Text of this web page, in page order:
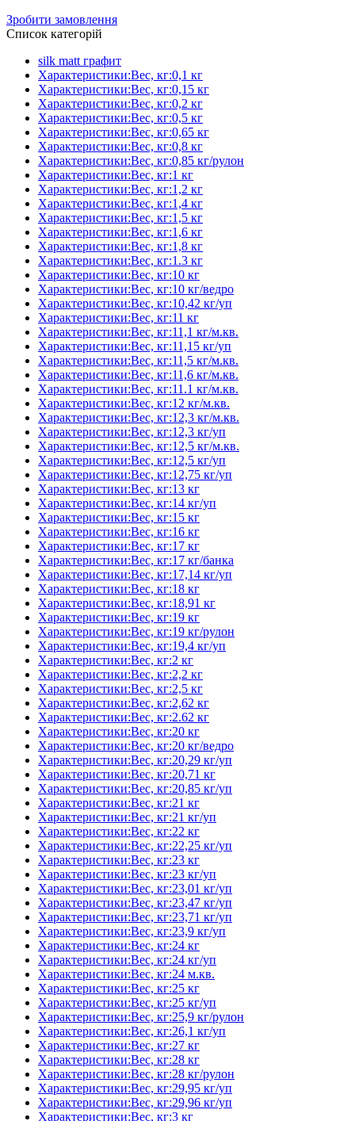
Зробити замовлення
Список категорій
silk matt графит
Характеристики:Вес, кг:0,1 кг
Характеристики:Вес, кг:0,15 кг
Характеристики:Вес, кг:0,2 кг
Характеристики:Вес, кг:0,5 кг
Характеристики:Вес, кг:0,65 кг
Характеристики:Вес, кг:0,8 кг
Характеристики:Вес, кг:0,85 кг/рулон
Характеристики:Вес, кг:1 кг
Характеристики:Вес, кг:1,2 кг
Характеристики:Вес, кг:1,4 кг
Характеристики:Вес, кг:1,5 кг
Характеристики:Вес, кг:1,6 кг
Характеристики:Вес, кг:1,8 кг
Характеристики:Вес, кг:1.3 кг
Характеристики:Вес, кг:10 кг
Характеристики:Вес, кг:10 кг/ведро
Характеристики:Вес, кг:10,42 кг/уп
Характеристики:Вес, кг:11 кг
Характеристики:Вес, кг:11,1 кг/м.кв.
Характеристики:Вес, кг:11,15 кг/уп
Характеристики:Вес, кг:11,5 кг/м.кв.
Характеристики:Вес, кг:11,6 кг/м.кв.
Характеристики:Вес, кг:11.1 кг/м.кв.
Характеристики:Вес, кг:12 кг/м.кв.
Характеристики:Вес, кг:12,3 кг/м.кв.
Характеристики:Вес, кг:12,3 кг/уп
Характеристики:Вес, кг:12,5 кг/м.кв.
Характеристики:Вес, кг:12,5 кг/уп
Характеристики:Вес, кг:12,75 кг/уп
Характеристики:Вес, кг:13 кг
Характеристики:Вес, кг:14 кг/уп
Характеристики:Вес, кг:15 кг
Характеристики:Вес, кг:16 кг
Характеристики:Вес, кг:17 кг
Характеристики:Вес, кг:17 кг/банка
Характеристики:Вес, кг:17,14 кг/уп
Характеристики:Вес, кг:18 кг
Характеристики:Вес, кг:18,91 кг
Характеристики:Вес, кг:19 кг
Характеристики:Вес, кг:19 кг/рулон
Характеристики:Вес, кг:19,4 кг/уп
Характеристики:Вес, кг:2 кг
Характеристики:Вес, кг:2,2 кг
Характеристики:Вес, кг:2,5 кг
Характеристики:Вес, кг:2,62 кг
Характеристики:Вес, кг:2.62 кг
Характеристики:Вес, кг:20 кг
Характеристики:Вес, кг:20 кг/ведро
Характеристики:Вес, кг:20,29 кг/уп
Характеристики:Вес, кг:20,71 кг
Характеристики:Вес, кг:20,85 кг/уп
Характеристики:Вес, кг:21 кг
Характеристики:Вес, кг:21 кг/уп
Характеристики:Вес, кг:22 кг
Характеристики:Вес, кг:22,25 кг/уп
Характеристики:Вес, кг:23 кг
Характеристики:Вес, кг:23 кг/уп
Характеристики:Вес, кг:23,01 кг/уп
Характеристики:Вес, кг:23,47 кг/уп
Характеристики:Вес, кг:23,71 кг/уп
Характеристики:Вес, кг:23,9 кг/уп
Характеристики:Вес, кг:24 кг
Характеристики:Вес, кг:24 кг/уп
Характеристики:Вес, кг:24 м.кв.
Характеристики:Вес, кг:25 кг
Характеристики:Вес, кг:25 кг/уп
Характеристики:Вес, кг:25,9 кг/рулон
Характеристики:Вес, кг:26,1 кг/уп
Характеристики:Вес, кг:27 кг
Характеристики:Вес, кг:28 кг
Характеристики:Вес, кг:28 кг/рулон
Характеристики:Вес, кг:29,95 кг/уп
Характеристики:Вес, кг:29,96 кг/уп
Характеристики:Вес, кг:3 кг